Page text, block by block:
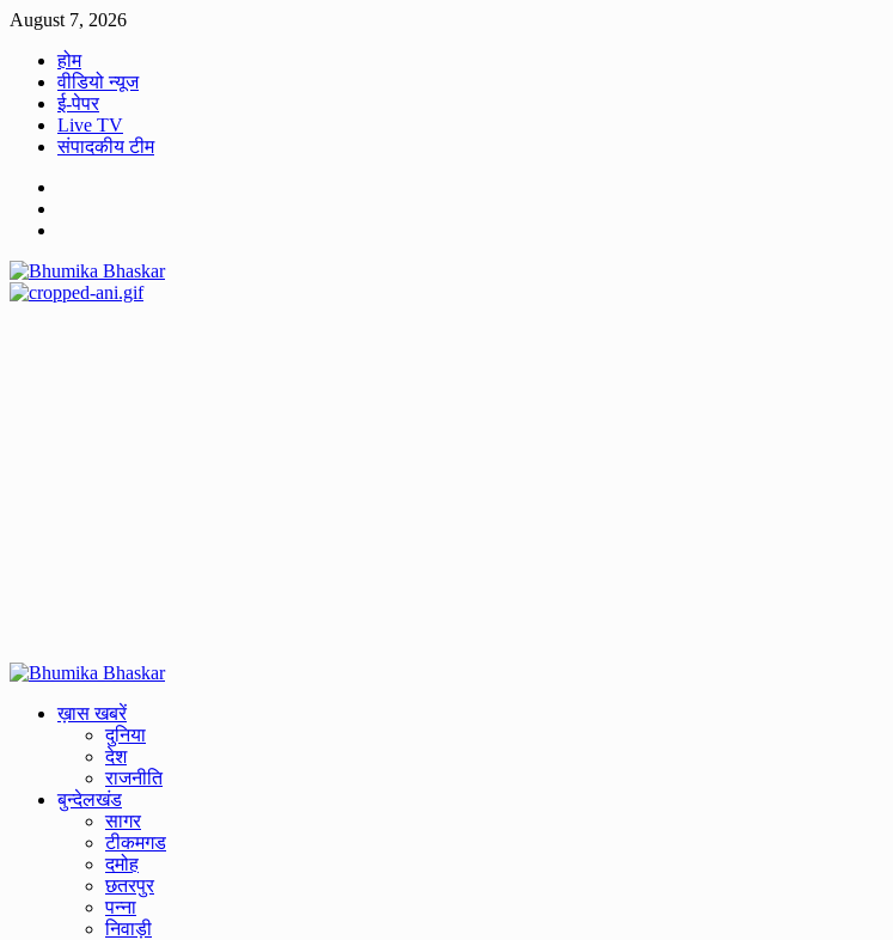
Skip
content
August 7, 2026
होम
वीडियो न्यूज
ई-पेपर
Live TV
संपादकीय टीम
Primary
ख़ास खबरें
दुनिया
देश
राजनीति
बुन्देलखंड
सागर
टीकमगड
दमोह
छतरपुर
पन्ना
निवाड़ी